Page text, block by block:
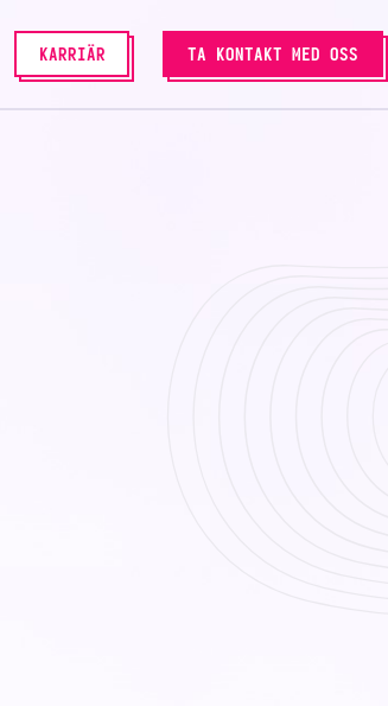
KARRIÄR TA KONTAKT MED OSS